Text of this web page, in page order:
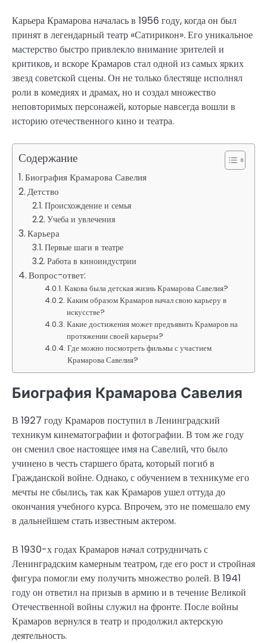
Карьера Крамарова началась в 1956 году, когда он был
принят в легендарный театр «Сатирикон». Его уникальное
мастерство быстро привлекло внимание зрителей и
критиков, и вскоре Крамаров стал одной из самых ярких
звезд советской сцены. Он не только блестяще исполнял
роли в комедиях и драмах, но и создал множество
неповторимых персонажей, которые навсегда вошли в
историю отечественного кино и театра.
Содержание
Биография Крамарова Савелия
Детство
Происхождение и семья
Учеба и увлечения
Карьера
Первые шаги в театре
Работа в киноиндустрии
Вопрос-ответ:
Какова была детская жизнь Крамарова Савелия?
Каким образом Крамаров начал свою карьеру в
искусстве?
Какие достижения может предъявить Крамаров на
протяжении своей карьеры?
Где можно посмотреть фильмы с участием
Крамарова Савелия?
Биография Крамарова Савелия
В 1927 году Крамаров поступил в Ленинградский
техникум кинематографии и фотографии. В том же году
он сменил свое настоящее имя на Савелий, что было
учинено в честь старшего брата, который погиб в
Гражданской войне. Однако, с обучением в техникуме его
мечты не сбылись, так как Крамаров ушел оттуда до
окончания учебного курса. Впрочем, это не помешало ему
в дальнейшем стать известным актером.
В 1930-х годах Крамаров начал сотрудничать с
Ленинградским камерным театром, где его рост и стройная
фигура помогли ему получить множество ролей. В 1941
году он ответил на призыв в армию и в течение Великой
Отечественной войны служил на фронте. После войны
Крамаров вернулся в театр и продолжил актерскую
деятельность.